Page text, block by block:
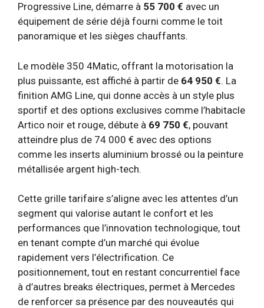
Progressive Line, démarre à 55 700 € avec un
équipement de série déjà fourni comme le toit
panoramique et les sièges chauffants.
Le modèle 350 4Matic, offrant la motorisation la
plus puissante, est affiché à partir de 64 950 €. La
finition AMG Line, qui donne accès à un style plus
sportif et des options exclusives comme l’habitacle
Artico noir et rouge, débute à 69 750 €, pouvant
atteindre plus de 74 000 € avec des options
comme les inserts aluminium brossé ou la peinture
métallisée argent high-tech.
Cette grille tarifaire s’aligne avec les attentes d’un
segment qui valorise autant le confort et les
performances que l’innovation technologique, tout
en tenant compte d’un marché qui évolue
rapidement vers l’électrification. Ce
positionnement, tout en restant concurrentiel face
à d’autres breaks électriques, permet à Mercedes
de renforcer sa présence par des nouveautés qui